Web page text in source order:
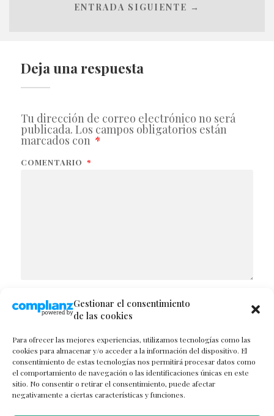
Gestionar el consentimiento
de las cookies
Para ofrecer las mejores experiencias, utilizamos tecnologías como las
cookies para almacenar y/o acceder a la información del dispositivo. El
consentimiento de estas tecnologías nos permitirá procesar datos como
el comportamiento de navegación o las identificaciones únicas en este
sitio. No consentir o retirar el consentimiento, puede afectar
negativamente a ciertas características y funciones.
ENTRADA SIGUIENTE →
Deja una respuesta
Tu dirección de correo electrónico no será
publicada. Los campos obligatorios están
marcados con *
COMENTARIO *
NOMBRE
CORREO ELECTRÓNICO